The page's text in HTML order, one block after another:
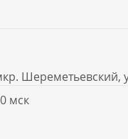
Шереметьевский,
мск